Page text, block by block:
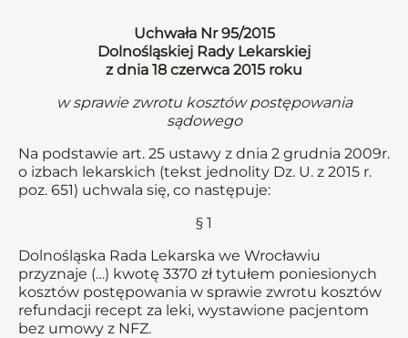
Uchwała Nr 95/2015
Dolnośląskiej Rady Lekarskiej
z dnia 18 czerwca 2015 roku
w sprawie zwrotu kosztów postępowania
sądowego
Na podstawie art. 25 ustawy z dnia 2 grudnia 2009r.
o izbach lekarskich (tekst jednolity Dz. U. z 2015 r.
poz. 651) uchwala się, co następuje:
§ 1
Dolnośląska Rada Lekarska we Wrocławiu
przyznaje (…) kwotę 3370 zł tytułem poniesionych
kosztów postępowania w sprawie zwrotu kosztów
refundacji recept za leki, wystawione pacjentom
bez umowy z NFZ.